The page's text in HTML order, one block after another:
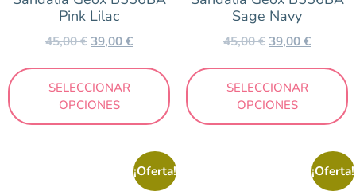
Reebok
Skechers
Zapy
Pink Lilac
45,00€39,00€
SELECCIONAR
OPCIONES
Sage Navy
45,00€39,00€
SELECCIONAR
OPCIONES
¡Oferta! ¡Oferta!